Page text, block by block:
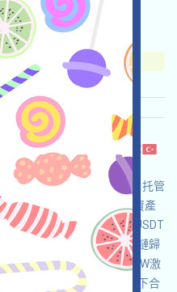
邀请
收录时间:
2.7 查阅详情
语言：
以不登陸即可進行跨鏈的自托管
在複雜的跨鏈需求中歸集資產
TON/NEAR等等鏈上的USDT
IOST/HIVE等等不活躍鏈歸
掃空投灰塵，同時獲得NOW激
紹，請在您具體的司法環境下合